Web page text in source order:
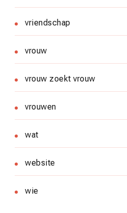
vriendschap
vrouw
vrouw zoekt vrouw
vrouwen
wat
website
wie